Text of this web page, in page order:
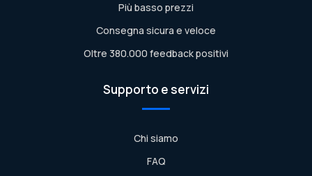
Più basso prezzi
Consegna sicura e veloce
Oltre 380.000 feedback positivi
Supporto e servizi
Chi siamo
FAQ